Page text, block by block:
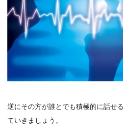
逆にその方が誰とでも積極的に話せ
ていきましょう。